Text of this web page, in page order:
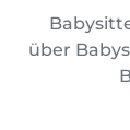
über